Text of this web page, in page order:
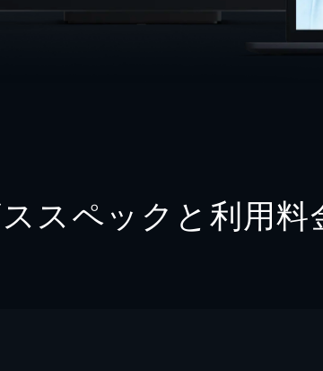
スペックと利用料